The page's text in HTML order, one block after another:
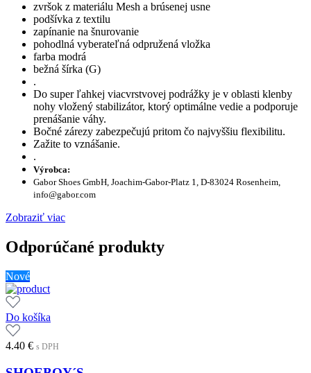
zvršok z materiálu Mesh a brúsenej usne
podšívka z textilu
zapínanie na šnurovanie
pohodlná vyberateľná odpružená vložka
farba modrá
bežná šírka (G)
.
Do super ľahkej viacvrstvovej podrážky je v oblasti klenby
nohy vložený stabilizátor, ktorý optimálne vedie a podporuje
prenášanie váhy.
Bočné zárezy zabezpečujú pritom čo najvyššiu flexibilitu.
Zažite to vznášanie.
.
Výrobca:
Gabor Shoes GmbH, Joachim-Gabor-Platz 1, D-83024 Rosenheim,
info@gabor.com
Zobraziť viac
Odporúčané produkty
Nové
Do košíka
4.40 € s DPH